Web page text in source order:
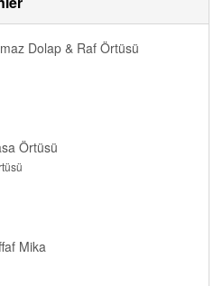
Dolap & Raf Örtüsü
Örtüsü
Mika